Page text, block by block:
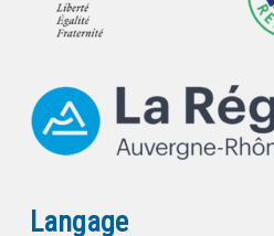
Langage